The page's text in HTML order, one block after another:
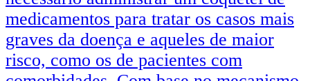
medicamentos para tratar os casos mais
graves da doença e aqueles de maior
risco, como os de pacientes com